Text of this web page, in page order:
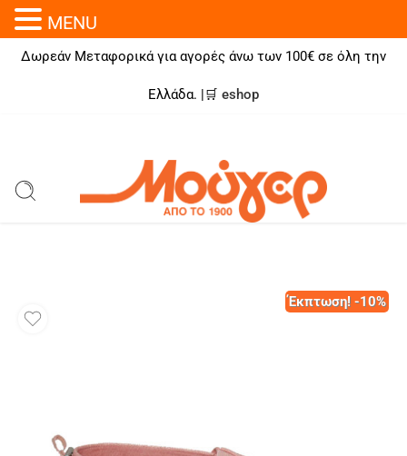
Δωρεάν Μεταφορικά για αγορές άνω των 100€ σε όλη την
Ελλάδα. |🛒 eshop
Έκπτωση! -10%
MENU